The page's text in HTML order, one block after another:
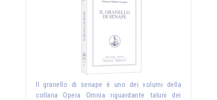
Il granello di senape è uno dei volumi della
collana Opera Omnia riguardante taluni dei